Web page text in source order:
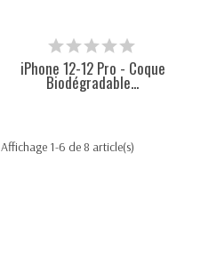
iPhone 12-12 Pro - Coque
Biodégradable...
Affichage 1-6 de 8 article(s)